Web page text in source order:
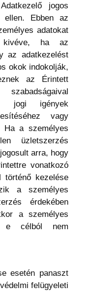
jogos
ellen. Ebben az
adatokat
kivéve, ha az
az adatkezelést
okok indokolják,
az Érintett
jogi igények
vagy
Ha a személyes
üzletszerzés
arra, hogy
vonatkozó
történő kezelése
a személyes
érdekében
a személyes
e célból nem
esetén panaszt
felügyeleti